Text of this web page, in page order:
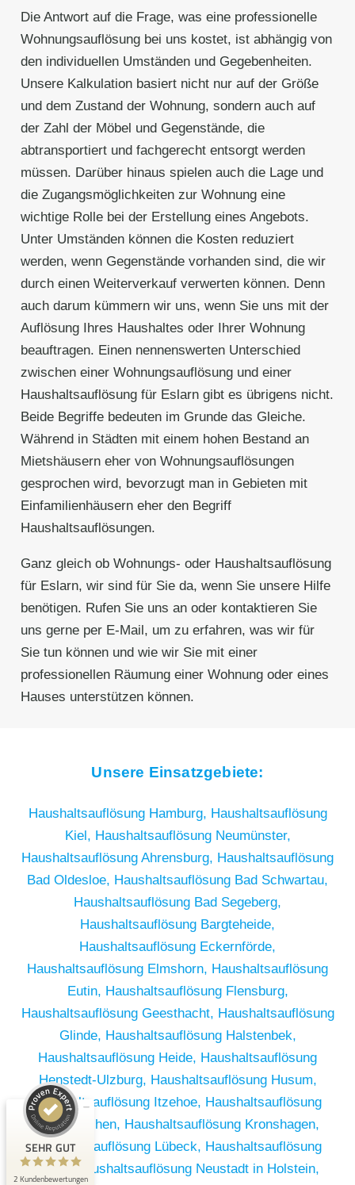
Die Antwort auf die Frage, was eine professionelle
Wohnungsauflösung bei uns kostet, ist abhängig von
den individuellen Umständen und Gegebenheiten.
Unsere Kalkulation basiert nicht nur auf der Größe
und dem Zustand der Wohnung, sondern auch auf
der Zahl der Möbel und Gegenstände, die
abtransportiert und fachgerecht entsorgt werden
müssen. Darüber hinaus spielen auch die Lage und
die Zugangsmöglichkeiten zur Wohnung eine
wichtige Rolle bei der Erstellung eines Angebots.
Unter Umständen können die Kosten reduziert
werden, wenn Gegenstände vorhanden sind, die wir
durch einen Weiterverkauf verwerten können. Denn
auch darum kümmern wir uns, wenn Sie uns mit der
Auflösung Ihres Haushaltes oder Ihrer Wohnung
beauftragen. Einen nennenswerten Unterschied
zwischen einer Wohnungsauflösung und einer
Haushaltsauflösung für Eslarn gibt es übrigens nicht.
Beide Begriffe bedeuten im Grunde das Gleiche.
Während in Städten mit einem hohen Bestand an
Mietshäusern eher von Wohnungsauflösungen
gesprochen wird, bevorzugt man in Gebieten mit
Einfamilienhäusern eher den Begriff
Haushaltsauflösungen.
Ganz gleich ob Wohnungs- oder Haushaltsauflösung
für Eslarn, wir sind für Sie da, wenn Sie unsere Hilfe
benötigen. Rufen Sie uns an oder kontaktieren Sie
uns gerne per E-Mail, um zu erfahren, was wir für
Sie tun können und wie wir Sie mit einer
professionellen Räumung einer Wohnung oder eines
Hauses unterstützen können.
Unsere Einsatzgebiete:
Haushaltsauflösung Hamburg, Haushaltsauflösung
Kiel, Haushaltsauflösung Neumünster,
Haushaltsauflösung Ahrensburg, Haushaltsauflösung
Bad Oldesloe, Haushaltsauflösung Bad Schwartau,
Haushaltsauflösung Bad Segeberg,
Haushaltsauflösung Bargteheide,
Haushaltsauflösung Eckernförde,
Haushaltsauflösung Elmshorn, Haushaltsauflösung
Eutin, Haushaltsauflösung Flensburg,
Haushaltsauflösung Geesthacht, Haushaltsauflösung
Glinde, Haushaltsauflösung Halstenbek,
Haushaltsauflösung Heide, Haushaltsauflösung
Henstedt-Ulzburg, Haushaltsauflösung Husum,
Haushaltsauflösung Itzehoe, Haushaltsauflösung
Kaltenkirchen, Haushaltsauflösung Kronshagen,
Haushaltsauflösung Lübeck, Haushaltsauflösung
Mölln,Haushaltsauflösung Neustadt in Holstein,
SEHR GUT
2 Kundenbewertungen
Kundenbewertungen und Erfahrungen zu
RümpelButler
SEHR GUT
5,00 / 5,00
2
Bewertungen von 1
anderen Quelle